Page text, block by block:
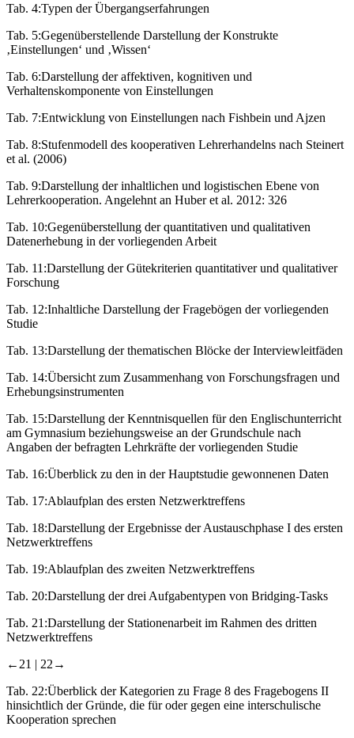
Tab. 4:Typen der Übergangserfahrungen
Tab. 5:Gegenüberstellende Darstellung der Konstrukte
‚Einstellungen‘ und ‚Wissen‘
Tab. 6:Darstellung der affektiven, kognitiven und
Verhaltenskomponente von Einstellungen
Tab. 7:Entwicklung von Einstellungen nach Fishbein und Ajzen
Tab. 8:Stufenmodell des kooperativen Lehrerhandelns nach Steinert
et al. (2006)
Tab. 9:Darstellung der inhaltlichen und logistischen Ebene von
Lehrerkooperation. Angelehnt an Huber et al. 2012: 326
Tab. 10:Gegenüberstellung der quantitativen und qualitativen
Datenerhebung in der vorliegenden Arbeit
Tab. 11:Darstellung der Gütekriterien quantitativer und qualitativer
Forschung
Tab. 12:Inhaltliche Darstellung der Fragebögen der vorliegenden
Studie
Tab. 13:Darstellung der thematischen Blöcke der Interviewleitfäden
Tab. 14:Übersicht zum Zusammenhang von Forschungsfragen und
Erhebungsinstrumenten
Tab. 15:Darstellung der Kenntnisquellen für den Englischunterricht
am Gymnasium beziehungsweise an der Grundschule nach
Angaben der befragten Lehrkräfte der vorliegenden Studie
Tab. 16:Überblick zu den in der Hauptstudie gewonnenen Daten
Tab. 17:Ablaufplan des ersten Netzwerktreffens
Tab. 18:Darstellung der Ergebnisse der Austauschphase I des ersten
Netzwerktreffens
Tab. 19:Ablaufplan des zweiten Netzwerktreffens
Tab. 20:Darstellung der drei Aufgabentypen von Bridging-Tasks
Tab. 21:Darstellung der Stationenarbeit im Rahmen des dritten
Netzwerktreffens
←21 | 22→
Tab. 22:Überblick der Kategorien zu Frage 8 des Fragebogens II
hinsichtlich der Gründe, die für oder gegen eine interschulische
Kooperation sprechen